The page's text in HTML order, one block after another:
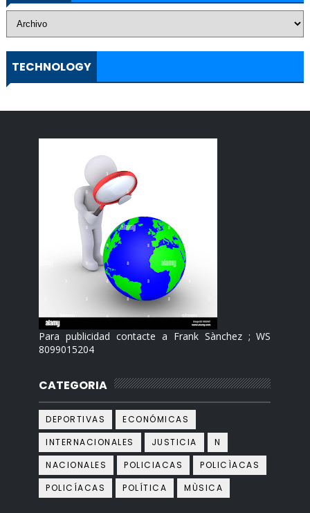
TECHNOLOGY
Para publicidad contacte a Frank Sànchez ; WS
8099015204
CATEGORIA
DEPORTIVAS
ECONÓMICAS
INTERNACIONALES
JUSTICIA
N
NACIONALES
POLICIACAS
POLICÌACAS
POLICÍACAS
POLÍTICA MÙSICA